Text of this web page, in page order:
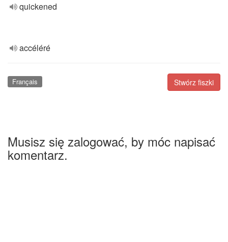
quickened
accéléré
Stwórz fiszki
Français
Musisz się zalogować, by móc napisać
komentarz.